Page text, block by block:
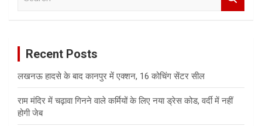
Recent Posts
लखनऊ हादसे के बाद कानपुर में एक्शन, 16 कोचिंग सेंटर सील
राम मंदिर में चढ़ावा गिनने वाले कर्मियों के लिए नया ड्रेस कोड, वर्दी में नहीं
होगी जेब